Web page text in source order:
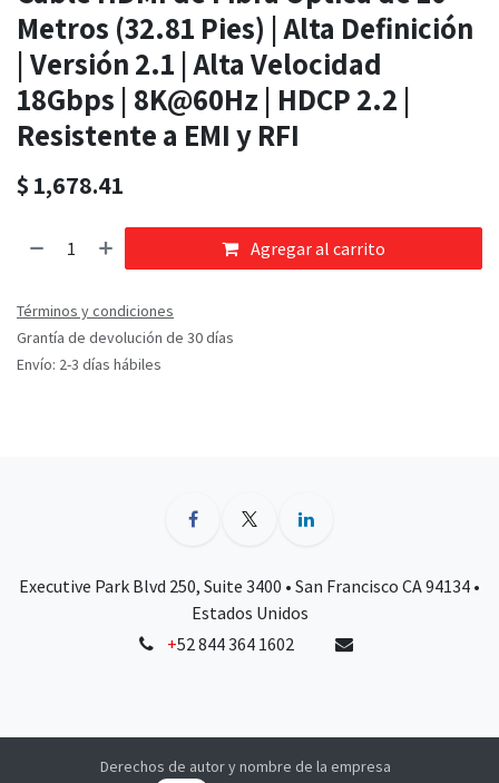
Metros (32.81 Pies) | Alta Definición
| Versión 2.1 | Alta Velocidad
18Gbps | 8K@60Hz | HDCP 2.2 |
Resistente a EMI y RFI
$ 1,678.41
Agregar al carrito
Términos y condiciones
Grantía de devolución de 30 días
Envío: 2-3 días hábiles
Executive Park Blvd 250, Suite 3400 • San Francisco CA 94134 •
Estados Unidos
+52 844 364 1602
Derechos de autor y nombre de la empresa